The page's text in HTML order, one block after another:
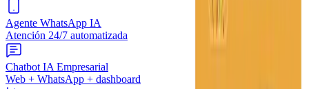
Agente WhatsApp IA
Atención 24/7 automatizada
Chatbot IA Empresarial
Web + WhatsApp + dashboard